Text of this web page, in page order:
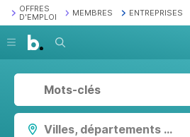
OFFRES
D'EMPLOI
MEMBRES ENTREPRISES
Recherche
Villes, départements ...